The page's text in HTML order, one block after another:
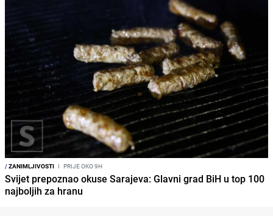
/ZANIMLJIVOSTI I PRIJE OKO 9H
Svijet prepoznao okuse Sarajeva: Glavni grad BiH u top 100
najboljih za hranu